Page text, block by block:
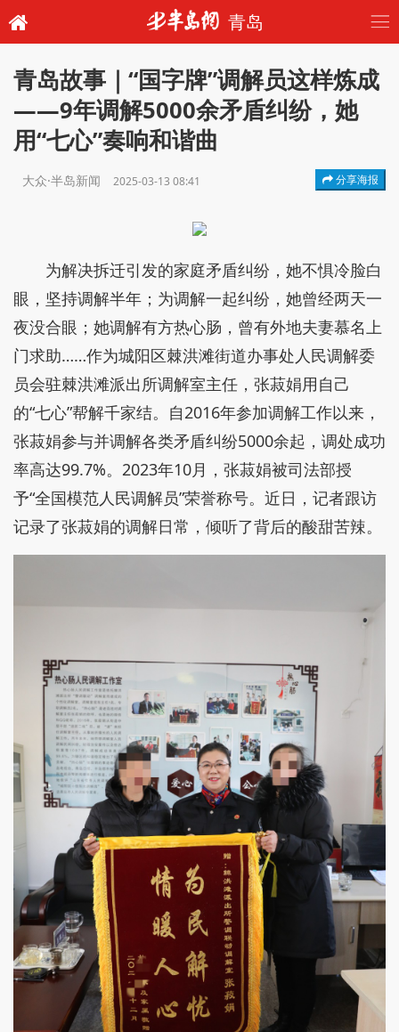
青岛
青岛故事｜“国字牌”调解员这样炼成
——9年调解5000余矛盾纠纷，她
用“七心”奏响和谐曲
大众·半岛新闻 2025-03-13 08:41 分享海报
为解决拆迁引发的家庭矛盾纠纷，她不惧冷脸白
眼，坚持调解半年；为调解一起纠纷，她曾经两天一
夜没合眼；她调解有方热心肠，曾有外地夫妻慕名上
门求助……作为城阳区棘洪滩街道办事处人民调解委
员会驻棘洪滩派出所调解室主任，张菽娟用自己
的“七心”帮解千家结。自2016年参加调解工作以来，
张菽娟参与并调解各类矛盾纠纷5000余起，调处成功
率高达99.7%。2023年10月，张菽娟被司法部授
予“全国模范人民调解员”荣誉称号。近日，记者跟访
记录了张菽娟的调解日常，倾听了背后的酸甜苦辣。